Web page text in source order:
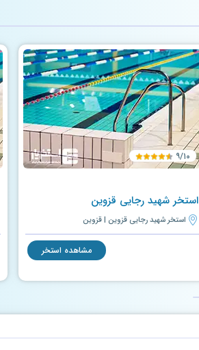
۹/۱۰
استخر شهید رجایی قزوین
استخر شهید رجایی قزوین | قزوین
مشاهده استخر